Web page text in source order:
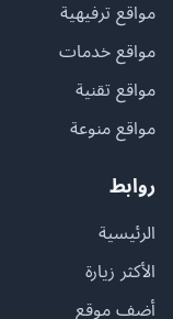
مواقع ترفيهية
مواقع خدمات
مواقع تقنية
مواقع منوعة
روابط
الرئيسية
الأكثر زيارة
أضف موقع